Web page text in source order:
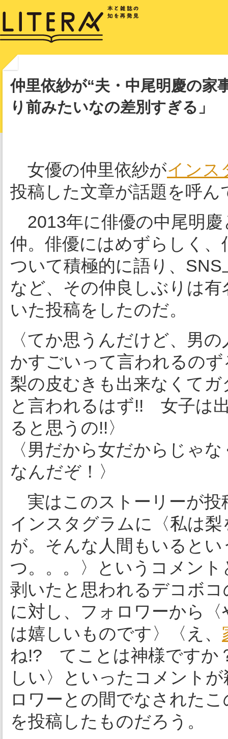
仲里依紗が“夫・中尾明慶の家
り前みたいなの差別すぎる」
女優の仲里依紗がインス
投稿した文章が話題を呼ん
2013年に俳優の中尾明慶
仲。俳優にはめずらしく
ついて積極的に語り、
など、その仲良しぶりは
いた投稿をしたのだ。
〈てか思うんだけど、男
かすごいって言われるの
梨の皮むきも出来なくて
と言われるはず!! 女子は
ると思うの!!〉
〈男だから女だからじゃ
なんだぞ！〉
実はこのストーリーが投
インスタグラムに〈私は
が。そんな人間もいると
つ。。。〉というコメン
剥いたと思われるデコボコ
に対し、フォロワーから
は嬉しいものです〉〈え、
ね!? てことは神様ですか
しい〉といったコメント
ロワーとの間でなされた
を投稿したものだろう。